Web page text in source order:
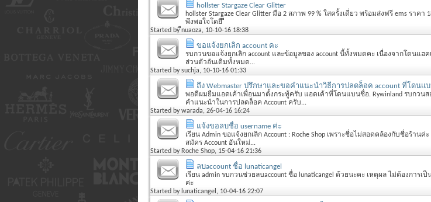
hollster Stargaze Clear Glitter
hollster Stargaze Clear Glitter มือ 2 สภาพ 99 % ใสครั้งเดี่ยว พร้อมส่งฟรี ems ราคา
พึงพอใจโดยื ื
Started byืnuaoza, 10-10-16 18:38
ขอแจ้งยกเลิก account คะ
รบกวนขอแจ้งยกเลิก account และข้อมูลของ account นี้ทั้งหมดคะ เนื่องจากโดนแฮ
ส่วนตัวอันเดิมทั้งหมด...
Started bysuchja, 10-10-16 01:33
ถึง Webmaster ปรึกษาและขอคำแนะนำวิธีการปลดล็อค account ที่โดนแ
พอดีผมยืมแอดเค้าเพื่อนมาตั้งกระทู้ครับ แอดเค้าที่โดนแบนชื่อ. Rywinland รบกวน
คำแนะนำในการปลดล็อค Account ครับ...
Started bywarada, 26-04-16 16:24
แจ้งขอลบชื่อ username ค่ะ
เรียน Admin ขอแจ้งยกเลิก Account : Roche Shop เพราะชื่อไม่สอดคล้องกับชื่อร้านค่
สมัคร Account อันใหม่...
Started by Roche Shop, 15-04-16 21:36
ลบaccount ชื่อ lunaticangel
เรียน admin รบกวนช่วยลบaccount ชื่อ lunaticangel ด้วยนะคะ เหตุผล ไม่ต้องการเ
ค่ะ
Started by lunaticangel , 10-04-16 22:07